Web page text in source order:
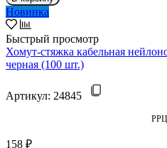
Новинка
Быстрый просмотр
Хомут-стяжка кабельная
черная (100 шт.)
Артикул: 24845
РРЦ
158 ₽